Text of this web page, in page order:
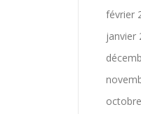
février
janvier